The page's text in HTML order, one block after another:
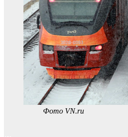
Фото VN.ru